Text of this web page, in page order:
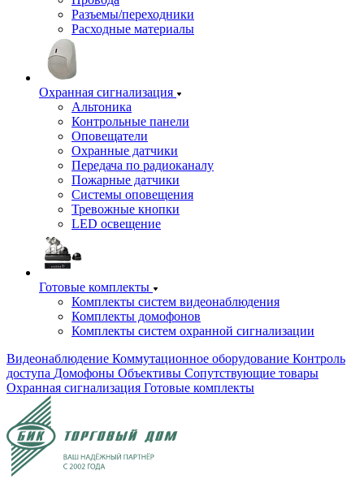
Разъемы/переходники
Расходные материалы
Охранная сигнализация
Альтоника
Контрольные панели
Оповещатели
Охранные датчики
Передача по радиоканалу
Пожарные датчики
Системы оповещения
Тревожные кнопки
LED освещение
Готовые комплекты
Комплекты систем видеонаблюдения
Комплекты домофонов
Комплекты систем охранной сигнализации
Видеонаблюдение Коммутационное оборудование Контроль
доступа Домофоны Объективы Сопутствующие товары
Охранная сигнализация Готовые комплекты